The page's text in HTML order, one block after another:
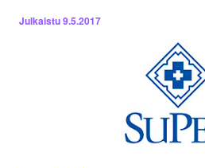
Julkaistu9.5.2017